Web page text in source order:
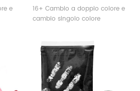
e
16+ Cambio a doppio colore e
cambio singolo colore